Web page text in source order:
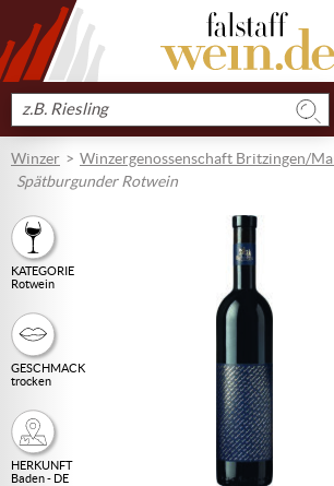
Produkt
suchen
Winzer
Winzergenossenschaft Britzingen/
Spätburgunder Rotwein
KATEGORIE
Rotwein
GESCHMACK
trocken
HERKUNFT
Baden - DE